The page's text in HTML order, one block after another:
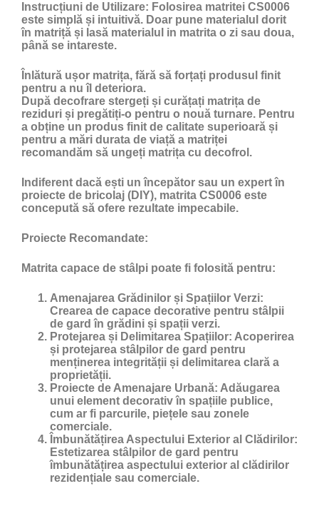
Instrucțiuni de Utilizare: Folosirea matritei CS0006
este simplă și intuitivă. Doar pune materialul dorit
în matriță și lasă materialul in matrita o zi sau doua,
până se intareste.
Înlătură ușor matrița, fără să forțați produsul finit
pentru a nu îl deteriora.
După decofrare stergeți și curățați matrița de
reziduri și pregătiți-o pentru o nouă turnare. Pentru
a obține un produs finit de calitate superioară și
pentru a mări durata de viață a matriței
recomandăm să ungeți matrița cu decofrol .
Indiferent dacă ești un începător sau un expert în
proiecte de bricolaj (DIY), matrita CS0006 este
concepută să ofere rezultate impecabile.
Proiecte Recomandate:
Matrita capace de stâlpi poate fi folosită pentru:
Amenajarea Grădinilor și Spațiilor Verzi:
Crearea de capace decorative pentru stâlpii
de gard în grădini și spații verzi.
Protejarea și Delimitarea Spațiilor: Acoperirea
și protejarea stâlpilor de gard pentru
menținerea integrității și delimitarea clară a
proprietății.
Proiecte de Amenajare Urbană: Adăugarea
unui element decorativ în spațiile publice,
cum ar fi parcurile, piețele sau zonele
comerciale.
Îmbunătățirea Aspectului Exterior al Clădirilor:
Estetizarea stâlpilor de gard pentru
îmbunătățirea aspectului exterior al clădirilor
rezidențiale sau comerciale.